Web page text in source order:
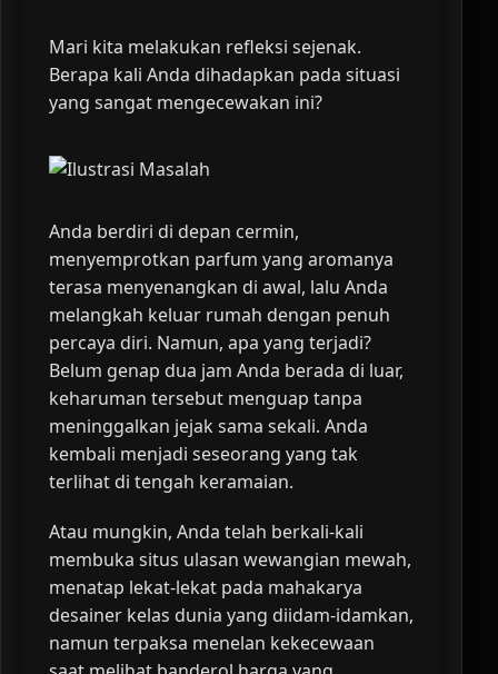
Mari kita melakukan refleksi sejenak.
Berapa kali Anda dihadapkan pada situasi
yang sangat mengecewakan ini?
Anda berdiri di depan cermin,
menyemprotkan parfum yang aromanya
terasa menyenangkan di awal, lalu Anda
melangkah keluar rumah dengan penuh
percaya diri. Namun, apa yang terjadi?
Belum genap dua jam Anda berada di luar,
keharuman tersebut menguap tanpa
meninggalkan jejak sama sekali. Anda
kembali menjadi seseorang yang tak
terlihat di tengah keramaian.
Atau mungkin, Anda telah berkali-kali
membuka situs ulasan wewangian mewah,
menatap lekat-lekat pada mahakarya
desainer kelas dunia yang diidam-idamkan,
namun terpaksa menelan kekecewaan